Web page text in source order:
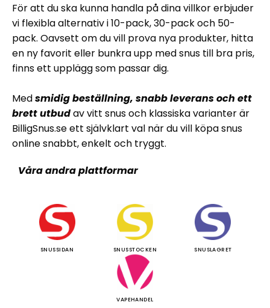
För att du ska kunna handla på dina villkor erbjuder
vi flexibla alternativ i 10-pack, 30-pack och 50-
pack. Oavsett om du vill prova nya produkter, hitta
en ny favorit eller bunkra upp med snus till bra pris,
finns ett upplägg som passar dig.
Medsmidig beställning, snabb leverans och ett
brett utbudav vitt snus och klassiska varianter är
BilligSnus.se ett självklart val när du vill köpa snus
online snabbt, enkelt och tryggt.
Våra andra plattformar
SNUSSIDAN SNUSSTOCKEN SNUSLAGRET
VAPEHANDEL